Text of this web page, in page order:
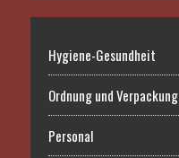
Hygiene-Gesundheit
Ordnung und Verpackung
Personal